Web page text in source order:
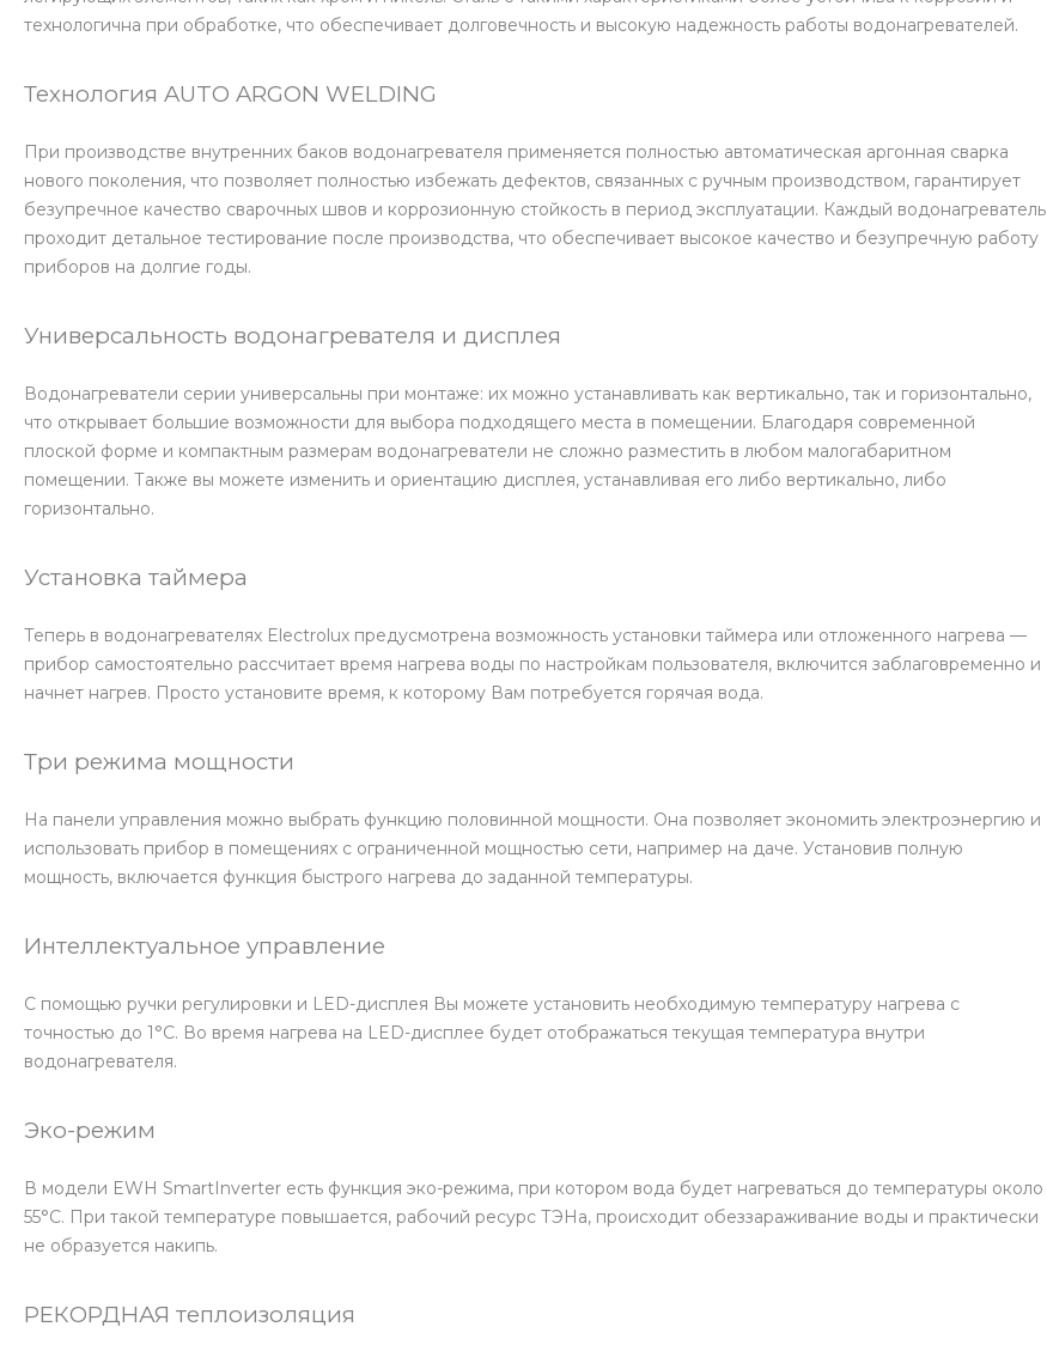
технологична при обработке, что обеспечивает долговечность и высокую надежность работы водонагревателей.
Технология AUTO ARGON WELDING
При производстве внутренних баков водонагревателя применяется полностью автоматическая аргонная сварка
нового поколения, что позволяет полностью избежать дефектов, связанных с ручным производством, гарантирует
безупречное качество сварочных швов и коррозионную стойкость в период эксплуатации. Каждый водонагреватель
проходит детальное тестирование после производства, что обеспечивает высокое качество и безупречную работу
приборов на долгие годы.
Универсальность водонагревателя и дисплея
Водонагреватели серии универсальны при монтаже: их можно устанавливать как вертикально, так и горизонтально,
что открывает большие возможности для выбора подходящего места в помещении. Благодаря современной
плоской форме и компактным размерам водонагреватели не сложно разместить в любом малогабаритном
помещении. Также вы можете изменить и ориентацию дисплея, устанавливая его либо вертикально, либо
горизонтально.
Установка таймера
Теперь в водонагревателях Electrolux предусмотрена возможность установки таймера или отложенного нагрева —
прибор самостоятельно рассчитает время нагрева воды по настройкам пользователя, включится заблаговременно и
начнет нагрев. Просто установите время, к которому Вам потребуется горячая вода.
Три режима мощности
На панели управления можно выбрать функцию половинной мощности. Она позволяет экономить электроэнергию и
использовать прибор в помещениях с ограниченной мощностью сети, например на даче. Установив полную
мощность, включается функция быстрого нагрева до заданной температуры.
Интеллектуальное управление
С помощью ручки регулировки и LED-дисплея Вы можете установить необходимую температуру нагрева с
точностью до 1°C. Во время нагрева на LED-дисплее будет отображаться текущая температура внутри
водонагревателя.
Эко-режим
В модели EWH SmartInverter есть функция эко-режима, при котором вода будет нагреваться до температуры около
55°С. При такой температуре повышается, рабочий ресурс ТЭНа, происходит обеззараживание воды и практически
не образуется накипь.
РЕКОРДНАЯ теплоизоляция